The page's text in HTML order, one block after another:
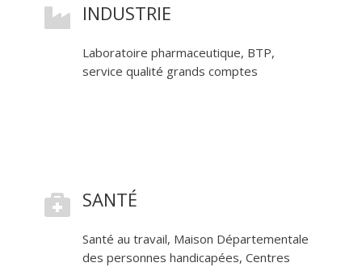
 INDUSTRIE
Laboratoire pharmaceutique, BTP,
service qualité grands comptes
 SANTÉ
Santé au travail, Maison Départementale
des personnes handicapées, Centres